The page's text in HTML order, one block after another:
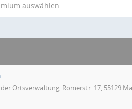
auswählen
Ortsverwaltung, Römerstr. 17, 55129